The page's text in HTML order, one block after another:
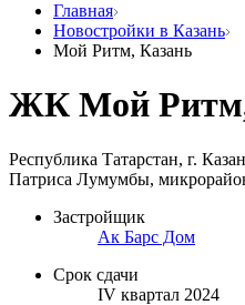
Главная
Новостройки в Казань
Мой Ритм, Казань
ЖК Мой
Республика Татарстан, г.
Патриса Лумумбы,
Застройщик
Ак Барс Дом
Срок сдачи
IV квартал 2024